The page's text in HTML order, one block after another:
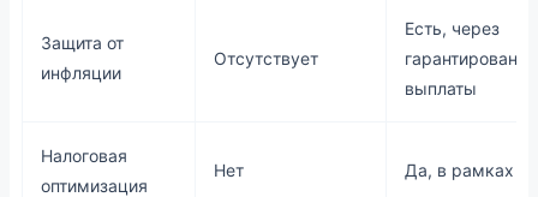
Защита от
инфляции
Отсутствует
Есть, через
выплаты
Налоговая
оптимизация
Нет Да, в рамках